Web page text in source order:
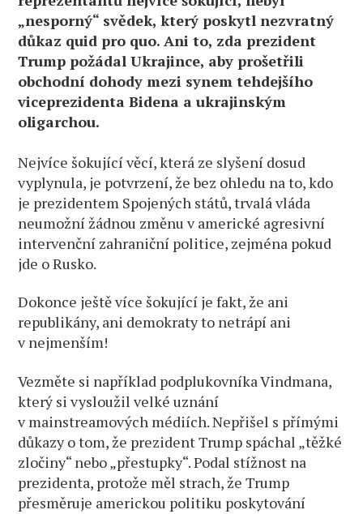
„nesporný“ svědek, který poskytl nezvratný
důkaz quid pro quo. Ani to, zda prezident
Trump požádal Ukrajince, aby prošetřili
obchodní dohody mezi synem tehdejšího
viceprezidenta Bidena a ukrajinským
oligarchou.
Nejvíce šokující věcí, která ze slyšení dosud
vyplynula, je potvrzení, že bez ohledu na to, kdo
je prezidentem Spojených států, trvalá vláda
neumožní žádnou změnu v americké agresivní
intervenční zahraniční politice, zejména pokud
jde o Rusko.
Dokonce ještě více šokující je fakt, že ani
republikány, ani demokraty to netrápí ani
v nejmenším!
Vezměte si například podplukovníka Vindmana,
který si vysloužil velké uznání
v mainstreamových médiích. Nepřišel s přímými
důkazy o tom, že prezident Trump spáchal „těžké
zločiny“ nebo „přestupky“. Podal stížnost na
prezidenta, protože měl strach, že Trump
přesměruje americkou politiku poskytování